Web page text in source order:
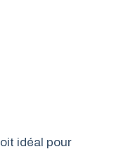
idéal pour